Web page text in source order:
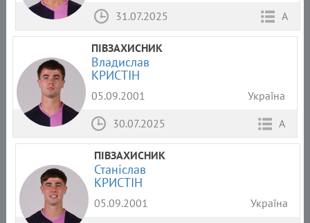
31.07.2025
А
ПІВЗАХИСНИК
Владислав
КРИСТІН
05.09.2001
Україна
30.07.2025
А
ПІВЗАХИСНИК
Станіслав
КРИСТІН
05.09.2001
Україна